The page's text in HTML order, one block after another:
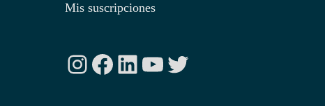
Mis suscripciones
Instagram
Facebook
LinkedIn
YouTube
Twitter